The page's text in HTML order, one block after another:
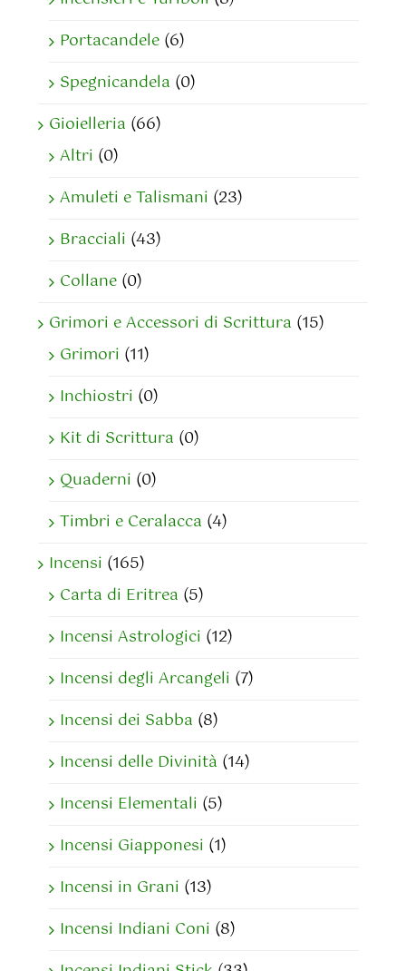
Portacandele (6)
Spegnicandela (0)
Gioielleria (66)
Altri (0)
Amuleti e Talismani (23)
Bracciali (43)
Collane (0)
Grimori e Accessori di Scrittura (15)
Grimori (11)
Inchiostri (0)
Kit di Scrittura (0)
Quaderni (0)
Timbri e Ceralacca (4)
Incensi (165)
Carta di Eritrea (5)
Incensi Astrologici (12)
Incensi degli Arcangeli (7)
Incensi dei Sabba (8)
Incensi delle Divinità (14)
Incensi Elementali (5)
Incensi Giapponesi (1)
Incensi in Grani (13)
Incensi Indiani Coni (8)